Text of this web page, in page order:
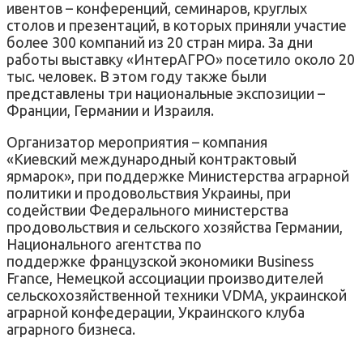
ивентов – конференций, семинаров, круглых
столов и презентаций, в которых приняли участие
более 300 компаний из 20 стран мира. За дни
работы выставку «ИнтерАГРО» посетило около 20
тыс. человек. В этом году также были
представлены три национальные экспозиции –
Франции, Германии и Израиля.
Организатор мероприятия – компания
«Киевский международный контрактовый
ярмарок», при поддержке Министерства аграрной
политики и продовольствия Украины, при
содействии Федерального министерства
продовольствия и сельского хозяйства Германии,
Национального агентства по
поддержке французской экономики Business
France, Немецкой ассоциации производителей
сельскохозяйственной техники VDMA, украинской
аграрной конфедерации, Украинского клуба
аграрного бизнеса.